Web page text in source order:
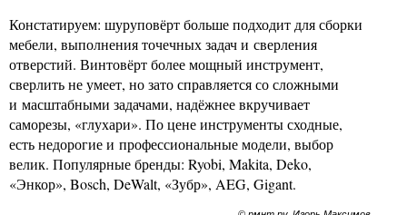
Констатируем: шуруповёрт больше подходит для сборки
мебели, выполнения точечных задач и сверления
отверстий. Винтовёрт более мощный инструмент,
сверлить не умеет, но зато справляется со сложными
и масштабными задачами, надёжнее вкручивает
саморезы, «глухари». По цене инструменты сходные,
есть недорогие и профессиональные модели, выбор
велик. Популярные бренды: Ryobi, Makita, Deko,
«Энкор», Bosch, DeWalt, «Зубр», AEG, Gigant.